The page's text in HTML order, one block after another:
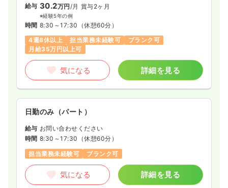
給与 30.2万円 /月 賞与2ヶ月
※経験5年の例
時間 8:30～17:30 （休憩60分）
4週8休以上
担当業務未経験可
ブランク可
月給35万円以上可
気になる 詳細を見る
日勤のみ（パート）
給与 お問い合わせください
時間 8:30～17:30 （休憩60分）
担当業務未経験可
ブランク可
気になる 詳細を見る